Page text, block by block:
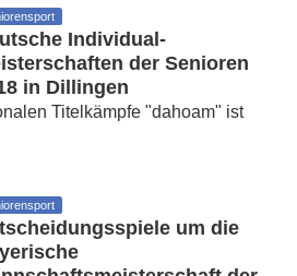
Individual-
der Senioren
in Dillingen
Titelkämpfe "dahoam" ist
um die